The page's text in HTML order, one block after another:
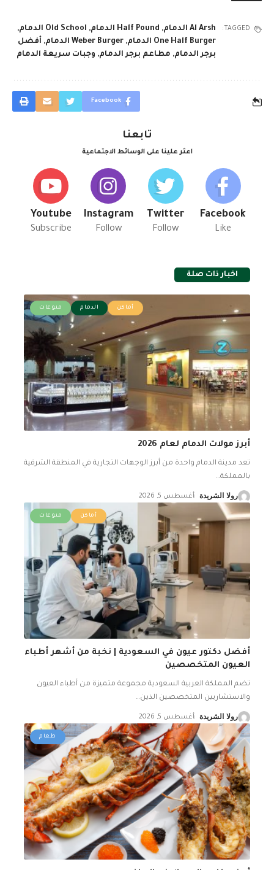
TAGGED: Al Arsh الدمام , Half Pound الدمام , Old School الدمام
,
One Half Burger الدمام
, Weber Burger الدمام , أفضل
برجر الدمام, مطاعم برجر الدمام, وجبات سريعة الدمام
Facebook
تابعنا
اعثر علينا على الوسائط الاجتماعية
Facebook
Like
Twitter
Follow
Instagram
Follow
Youtube
Subscribe
اخبار ذات صلة
أماكن الدمام منوعات
أبرز مولات الدمام لعام 2026
تعد مدينة الدمام واحدة من أبرز الوجهات التجارية في المنطقة الشرقية
بالمملكة…
رولا الشريدة أغسطس 5, 2026
أماكن منوعات
أفضل دكتور عيون في السعودية | نخبة من أشهر أطباء
العيون المتخصصين
تضم المملكة العربية السعودية مجموعة متميزة من أطباء العيون
والاستشاريين المتخصصين الذين…
رولا الشريدة أغسطس 5, 2026
طعام